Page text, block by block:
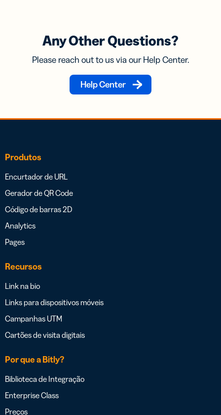
Any Other Questions?
Please reach out to us via our Help Center.
Help Center
Produtos
Encurtador de URL
Gerador de QR Code
Código de barras 2D
Analytics
Pages
Recursos
Link na bio
Links para dispositivos móveis
Campanhas UTM
Cartões de visita digitais
Por que a Bitly?
Biblioteca de Integração
Enterprise Class
Preços